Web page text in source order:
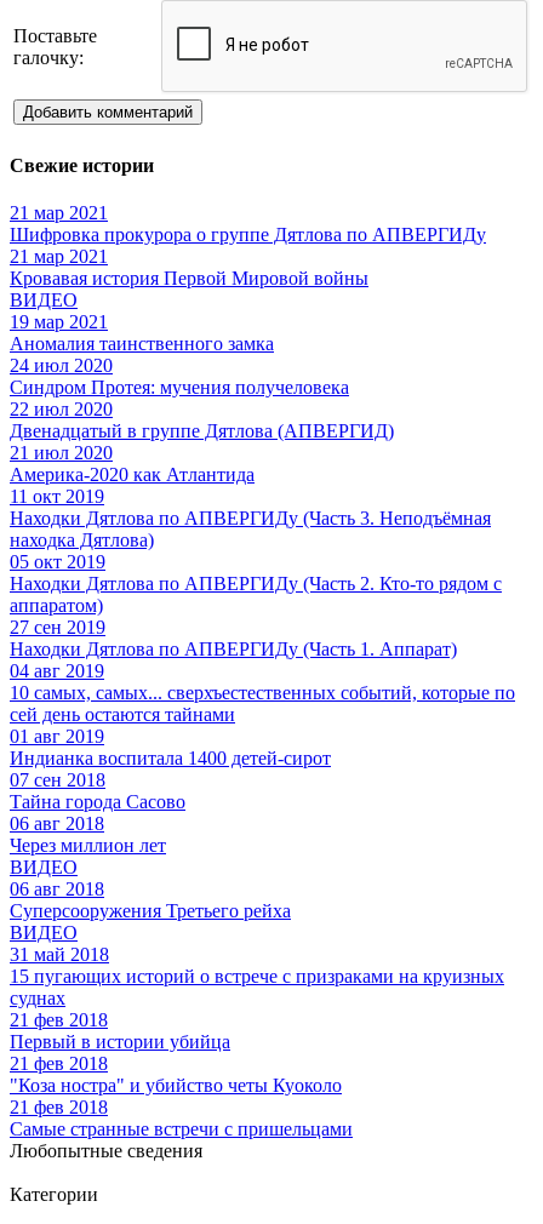
Поставьте
галочку:
Добавить комментарий
Свежие истории
21 мар 2021
Шифровка прокурора о группе Дятлова по АПВЕРГИДу
21 мар 2021
Кровавая история Первой Мировой войны
ВИДЕО
19 мар 2021
Аномалия таинственного замка
24 июл 2020
Синдром Протея: мучения получеловека
22 июл 2020
Двенадцатый в группе Дятлова (АПВЕРГИД)
21 июл 2020
Америка-2020 как Атлантида
11 окт 2019
Находки Дятлова по АПВЕРГИДу (Часть 3. Неподъёмная
находка Дятлова)
05 окт 2019
Находки Дятлова по АПВЕРГИДу (Часть 2. Кто-то рядом с
аппаратом)
27 сен 2019
Находки Дятлова по АПВЕРГИДу (Часть 1. Аппарат)
04 авг 2019
10 самых, самых... сверхъестественных событий, которые по
сей день остаются тайнами
01 авг 2019
Индианка воспитала 1400 детей-сирот
07 сен 2018
Тайна города Сасово
06 авг 2018
Через миллион лет
ВИДЕО
06 авг 2018
Суперсооружения Третьего рейха
ВИДЕО
31 май 2018
15 пугающих историй о встрече с призраками на круизных
суднах
21 фев 2018
Первый в истории убийца
21 фев 2018
"Коза ностра" и убийство четы Куоколо
21 фев 2018
Самые странные встречи с пришельцами
Любопытные сведения
Категории